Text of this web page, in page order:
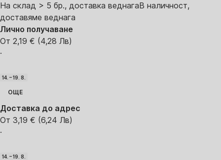
На склад > 5 бр., доставка веднагаВ наличност,
доставяме веднага
Лично получаване
От 2,19 € (4,28 Лв)
·
14. – 19. 8.
ОЩЕ
Доставка до адрес
От 3,19 € (6,24 Лв)
·
14. – 19. 8.